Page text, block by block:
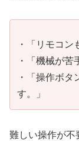
・「リモコン
・「機械が苦
・「操作ボ
す。」
難しい操作が不